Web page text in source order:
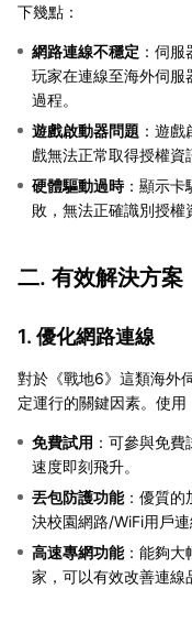
下幾點：
網路連線不穩定 ：伺
玩家在連線至海外伺服
過程。
遊戲啟動器問題 ：遊
戲無法正常取得授權資
硬體驅動過時：顯示卡
敗，無法正確識別授權
二. 有效解決方案
1. 優化網路連線
對於《戰地6》這類海外
定運行的關鍵因素。使用
免費試用 ：可參與免
速度即刻飛升。
丟包防護功能：優質的
決校園網路/WiFi用戶連
高速專網功能：能夠大
家，可以有效改善連線